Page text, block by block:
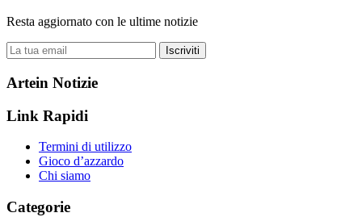
Resta aggiornato con le ultime notizie
Iscriviti
Artein Notizie
Link Rapidi
Termini di utilizzo
Gioco d’azzardo
Chi siamo
Categorie